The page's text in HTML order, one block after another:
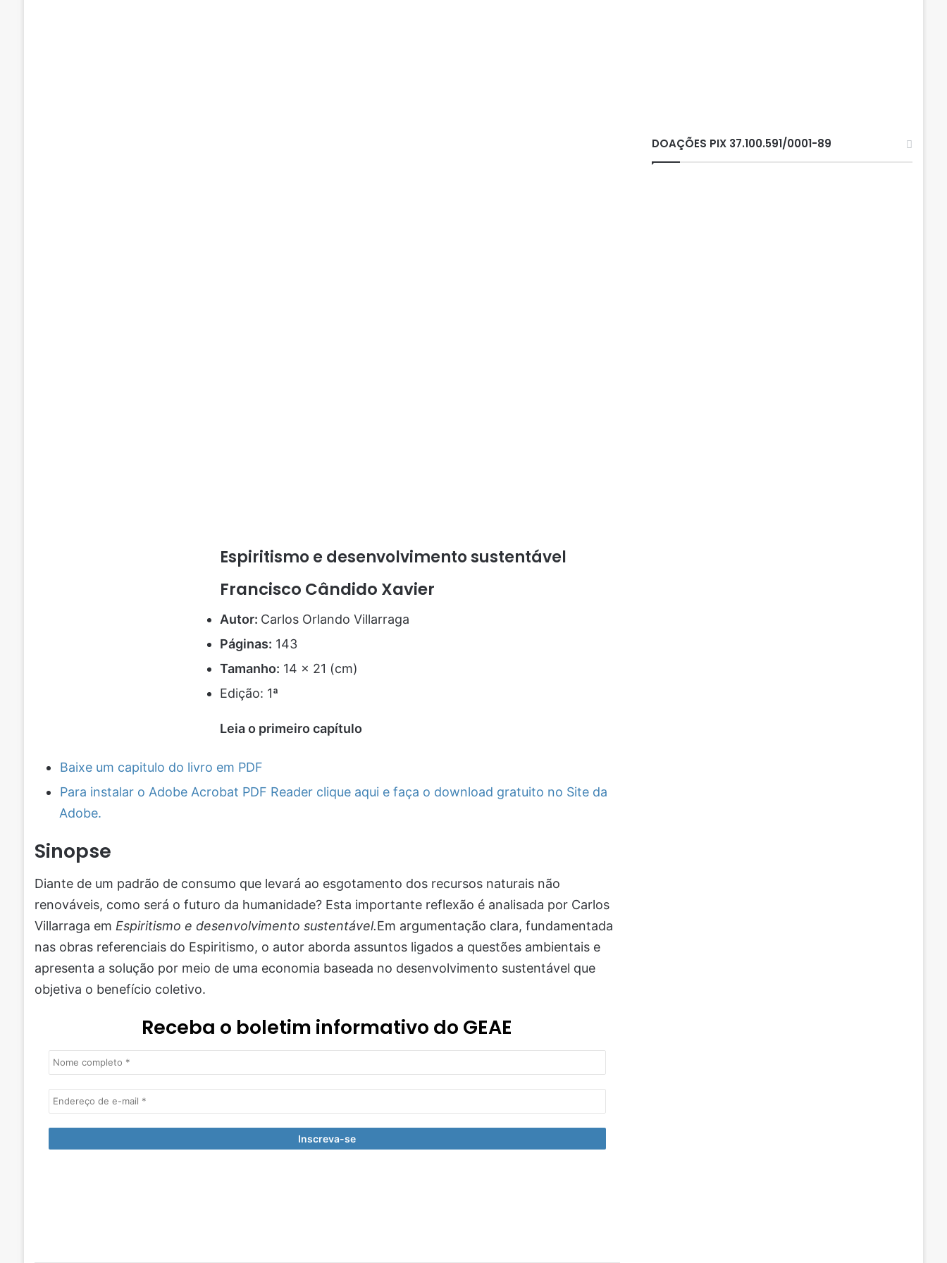
Espiritismo e desenvolvimento sustentável
Francisco Cândido Xavier
Autor: Carlos Orlando Villarraga
Páginas: 143
Tamanho: 14 x 21 (cm)
Edição: 1ª
Leia o primeiro capítulo
Baixe um capitulo do livro em PDF
Para instalar o Adobe Acrobat PDF Reader clique aqui e faça o download gratuito no Site da
Adobe.
Sinopse
Diante de um padrão de consumo que levará ao esgotamento dos recursos naturais não
renováveis, como será o futuro da humanidade? Esta importante reflexão é analisada por Carlos
Villarraga em Espiritismo e desenvolvimento sustentável.Em argumentação clara, fundamentada
nas obras referenciais do Espiritismo, o autor aborda assuntos ligados a questões ambientais e
apresenta a solução por meio de uma economia baseada no desenvolvimento sustentável que
objetiva o benefício coletivo.
Receba o boletim informativo do GEAE
DOAÇÕES PIX 37.100.591/0001-89